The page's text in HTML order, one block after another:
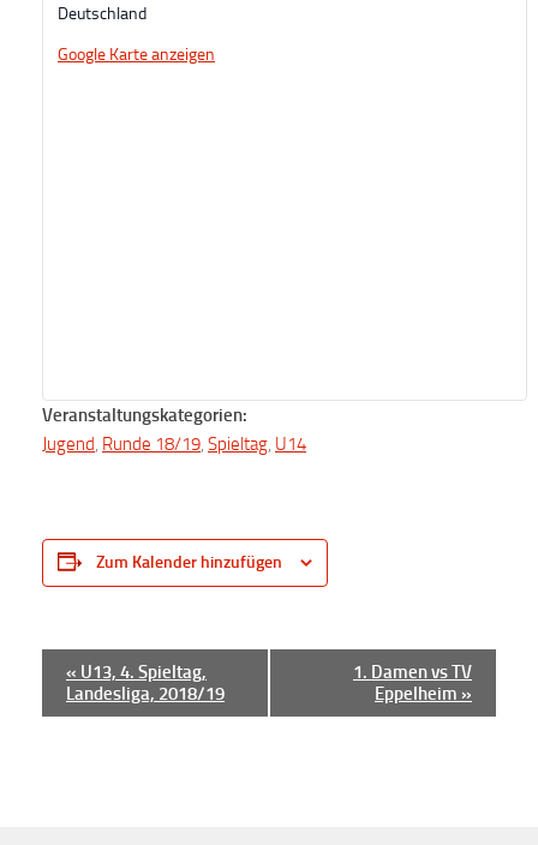
Deutschland
Google Karte anzeigen
Veranstaltungskategorien:
Jugend Runde 18/19 Spieltag U14
Zum Kalender hinzufügen
« U13, 4. Spieltag,
Landesliga, 2018/19
1. Damen vs TV
Eppelheim »